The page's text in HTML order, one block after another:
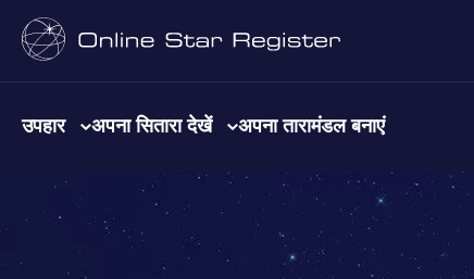
उपहार अपना सितारा देखें अपना तारामंडल बनाएं